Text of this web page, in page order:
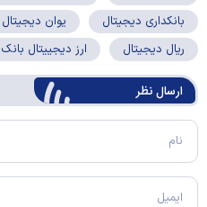
بانکداری دیجیتال
یوان دیجیتال
ریال دیجیتال
ارز دیجییتال
ارسال‌ نظر